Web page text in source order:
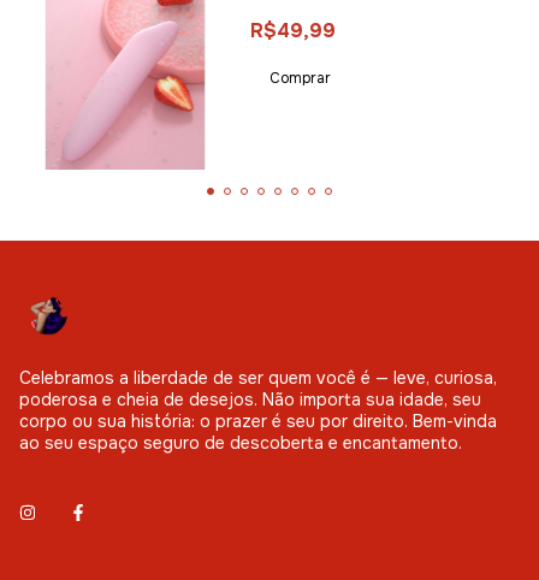
R$49,99
Comprar
Celebramos a liberdade de ser quem você é — leve, curiosa,
poderosa e cheia de desejos. Não importa sua idade, seu
corpo ou sua história: o prazer é seu por direito. Bem-vinda
ao seu espaço seguro de descoberta e encantamento.